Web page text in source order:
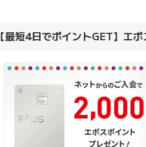
【最短4日でポイントGET】エ